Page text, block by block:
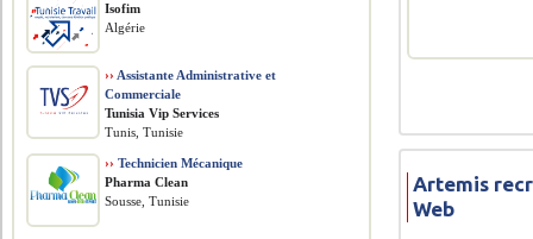
Artemis
Web
Isofim
Algérie
›› Assistante Administrative et
Commerciale
Tunisia Vip Services
Tunis, Tunisie
›› Technicien Mécanique
Pharma Clean
Sousse, Tunisie